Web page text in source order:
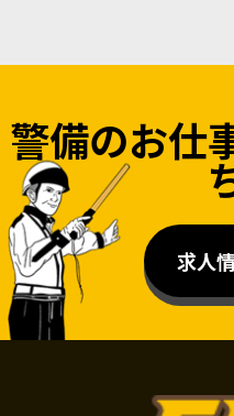
警備のお仕
求人